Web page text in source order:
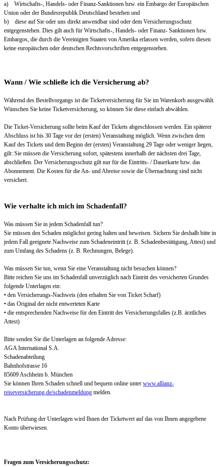
a) Wirtschafts-, Handels- oder Finanz-Sanktionen bzw. ein Embargo der Europäischen
Union oder der Bundesrepublik Deutschland bestehen und
b) diese auf Sie oder uns direkt anwendbar sind oder dem Versicherungsschutz
entgegenstehen. Dies gilt auch für Wirtschafts-, Handels- oder Finanz- Sanktionen bzw.
Embargos, die durch die Vereinigten Staaten von Amerika erlassen werden, sofern diesen
keine europäischen oder deutschen Rechtsvorschriften entgegenstehen.
Wann / Wie schließe ich die Versicherung ab?
Während des Bestellvorgangs ist die Ticketversicherung für Sie im Warenkorb ausgewählt.
Wünschen Sie keine Ticketversicherung, so können Sie diese einfach abwählen.
Die Ticket-Versicherung sollte beim Kauf der Tickets abgeschlossen werden. Ein späterer
Abschluss ist bis 30 Tage vor der (ersten) Veranstaltung möglich. Wenn zwischen dem
Kauf des Tickets und dem Beginn der (ersten) Veranstaltung 29 Tage oder weniger liegen,
gilt: Sie müssen die Versicherung sofort, spätestens innerhalb der nächsten drei Tage,
abschließen. Der Versicherungsschutz gilt nur für die Eintritts- / Dauerkarte bzw. das
Abonnement. Die Kosten für die An- und Abreise sowie die Übernachtung sind nicht
versichert.
Wie verhalte ich mich im Schadenfall?
Was müssen Sie in jedem Schadenfall tun?
Sie müssen den Schaden möglichst gering halten und beweisen. Sichern Sie deshalb bitte in
jedem Fall geeignete Nachweise zum Schadeneintritt (z. B. Schadenbestätigung, Attest) und
zum Umfang des Schadens (z. B. Rechnungen, Belege).
Was müssen Sie tun, wenn Sie eine Veranstaltung nicht besuchen können?
Bitte reichen Sie uns im Schadenfall unverzüglich nach Eintritt des versicherten Grundes
folgende Unterlagen ein:
• den Versicherungs-Nachweis (den erhalten Sie von Ticket Scharf)
• das Original der nicht entwerteten Karte
• die entsprechenden Nachweise für den Eintritt des Versicherungsfalles (z.B. ärztliches
Attest)
Bitte senden Sie die Unterlagen an folgende Adresse:
AGA International S.A.
Schadenabteilung
Bahnhofstrasse 16
85609 Aschheim b. München
Sie können Ihren Schaden schnell und bequem online unter www.allianz-
reiseversicherung.de/schadenmeldung melden.
Nach Prüfung der Unterlagen wird Ihnen der Ticketwert auf das von Ihnen angegebene
Konto überwiesen.
Fragen zum Versicherungsschutz: